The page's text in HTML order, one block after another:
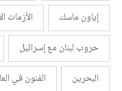
إياون ماسك
الأزمات
حروب لبنان مع إسرائيل
البحرين
الفنون في